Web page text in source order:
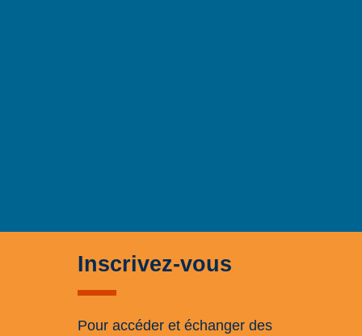
Inscrivez-vous
Pour accéder et échanger des